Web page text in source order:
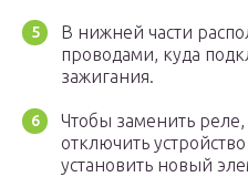
В нижней части
проводами, куда
зажигания.
Чтобы заменить
отключить
установить новый